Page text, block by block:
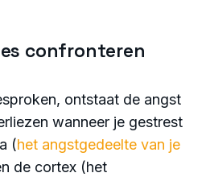
confronteren
ontstaat de angst
wanneer je gestrest
(het angstgedeelte van je
de cortex (het